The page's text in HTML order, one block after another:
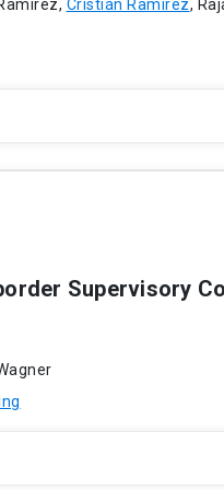
Cristián Ramírez,
Supervisory